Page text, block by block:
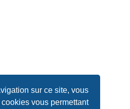
sur ce site, vous
vous permettant